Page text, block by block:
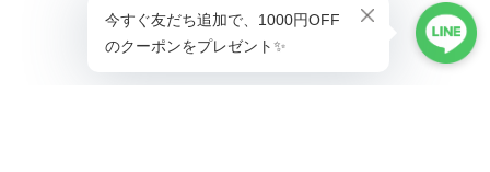
ショップに質問する